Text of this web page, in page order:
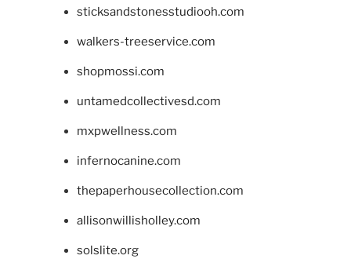
sticksandstonesstudiooh.com
walkers-treeservice.com
shopmossi.com
untamedcollectivesd.com
mxpwellness.com
infernocanine.com
thepaperhousecollection.com
allisonwillisholley.com
solslite.org